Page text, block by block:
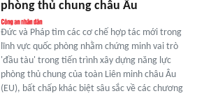
phòng thủ chung châu Âu
Đức và Pháp tìm các cơ chế hợp tác mới trong
lĩnh vực quốc phòng nhằm chứng minh vai trò
'đầu tàu' trong tiến trình xây dựng năng lực
phòng thủ chung của toàn Liên minh châu Âu
(EU), bất chấp khác biệt sâu sắc về các chương